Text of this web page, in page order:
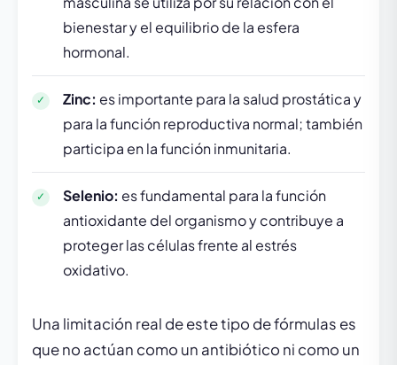
bienestar y el equilibrio de la esfera
hormonal.
Zinc: es importante para la salud prostática y
para la función reproductiva normal; también
participa en la función inmunitaria.
Selenio: es fundamental para la función
antioxidante del organismo y contribuye a
proteger las células frente al estrés
oxidativo.
Una limitación real de este tipo de fórmulas es
que no actúan como un antibiótico ni como un